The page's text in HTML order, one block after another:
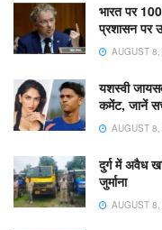
भारत पर
प्रशासन पर
AUGUST
यशस्वी
कमेंट, जानें
AUGUST
दुर्ग में अवैध
जुर्माना
AUGUST